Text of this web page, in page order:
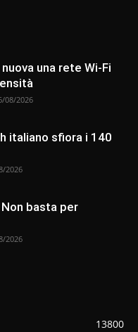
una rete Wi-Fi
08/2026
italiano sfiora i 140
2026
basta per
2026
13800